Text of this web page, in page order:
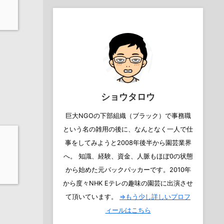
ショウタロウ
巨大NGOの下部組織（ブラック）で事務職
という名の雑用の後に、なんとなく一人で仕
事をしてみようと2008年後半から園芸業界
へ。 知識、経験、資金、人脈もほぼ0の状態
から始めた元バックパッカーです。2010年
から度々NHK Eテレの趣味の園芸に出演させ
て頂いています。 ⇒もう少し詳しいプロフ
ィールはこちら